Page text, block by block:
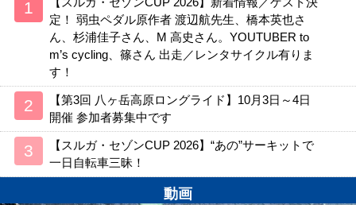
定！ 弱虫ペダル原作者 渡辺航先生、橋本英也さ
ん、杉浦佳子さん、M 高史さん。YOUTUBER to
m’s cycling、篠さん 出走／レンタサイクル有りま
す！
【第3回 八ヶ岳高原ロングライド】10月3日～4日
開催 参加者募集中です
【スルガ・セゾンCUP 2026】“あの”サーキットで
一日自転車三昧！
動画